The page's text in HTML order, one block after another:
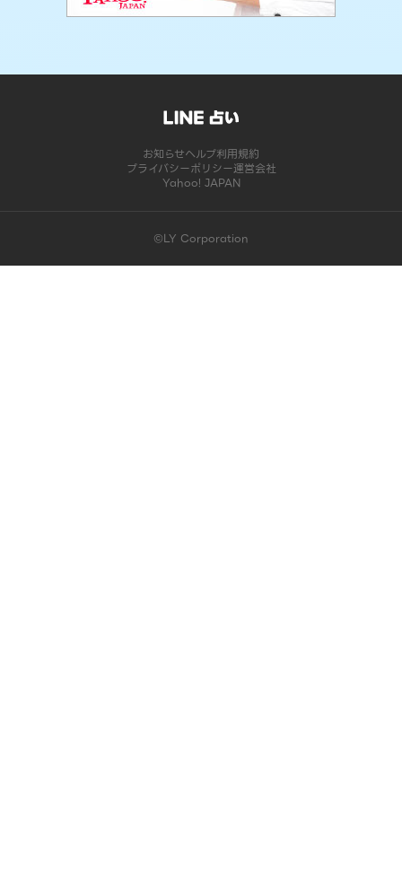
お知らせヘルプ利用規約
プライバシーポリシー運営会社
Yahoo! JAPAN
©LY Corporation
このコンテンツは掲載が終了しました | LINE占い